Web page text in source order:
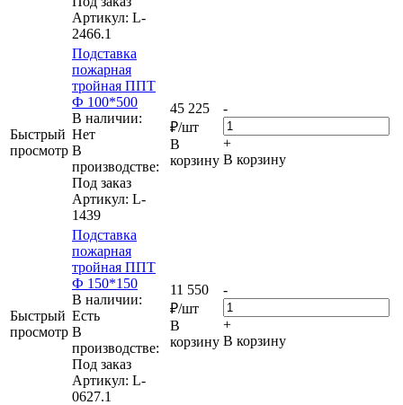
Артикул: L-
2466.1
Быстрый
просмотр
Подставка
пожарная
тройная ППТ
Ф 100*500
В наличии:
Нет
В
производстве:
Под заказ
Артикул: L-
1439
45 225
₽/шт
В
корзину
-
+
В корзину
Быстрый
просмотр
Подставка
пожарная
тройная ППТ
Ф 150*150
В наличии:
Eсть
В
производстве:
Под заказ
Артикул: L-
0627.1
11 550
₽/шт
В
корзину
-
+
В корзину